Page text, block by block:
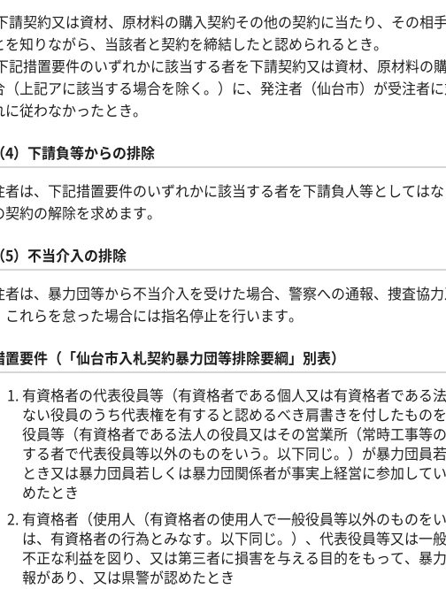
請契約又は資材、原材料の購入契約その他の契約に当たり、その相
を知りながら、当該者と契約を締結したと認められるとき。
記措置要件のいずれかに該当する者を下請契約又は資材、原材料の
（上記アに該当する場合を除く。）に、発注者（仙台市）が受注者
従わなかったとき。
4）下請負等からの排除
者は、下記措置要件のいずれかに該当する者を下請負人等としては
約の解除を求めます。
5）不当介入の排除
者は、暴力団等から不当介入を受けた場合、警察への通報、捜査協
これらを怠った場合には指名停止を行います。
置要件（「仙台市入札契約暴力団等排除要綱」別表）
有資格者の代表役員等（有資格者である個人又は有資格者である
ない役員のうち代表権を有すると認めるべき肩書きを付したもの
役員等（有資格者である法人の役員又はその営業所（常時工事等
する者で代表役員等以外のものをいう。以下同じ。）が暴力団員
とき又は暴力団員若しくは暴力団関係者が事実上経営に参加して
めたとき
有資格者（使用人（有資格者の使用人で一般役員等以外のものを
は、有資格者の行為とみなす。以下同じ。）、代表役員等又は一
不正な利益を図り、又は第三者に損害を与える目的をもって、暴
報があり、又は県警が認めたとき